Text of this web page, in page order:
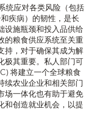
统应对各类风险（包括
疾病）的韧性，是长
设施瓶颈和投入品供给
的粮食供应系统至关重
持，对于确保其成为解
极其重要。私人部门可
将建立一个全球粮食
续农业企业和相关部门
场一体化也有助于避免
和创造就业机会，以提